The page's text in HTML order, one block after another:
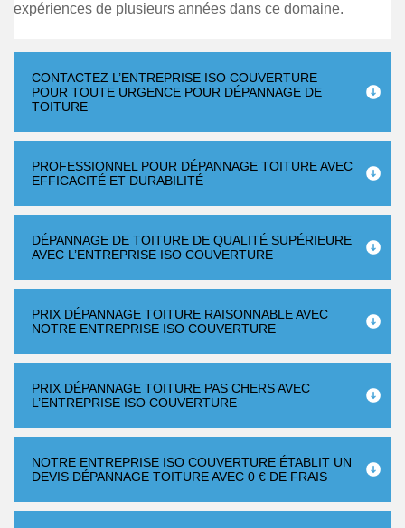
expériences de plusieurs années dans ce domaine.
CONTACTEZ L’ENTREPRISE ISO COUVERTURE
POUR TOUTE URGENCE POUR DÉPANNAGE DE
TOITURE
PROFESSIONNEL POUR DÉPANNAGE TOITURE AVEC
EFFICACITÉ ET DURABILITÉ
DÉPANNAGE DE TOITURE DE QUALITÉ SUPÉRIEURE
AVEC L’ENTREPRISE ISO COUVERTURE
PRIX DÉPANNAGE TOITURE RAISONNABLE AVEC
NOTRE ENTREPRISE ISO COUVERTURE
PRIX DÉPANNAGE TOITURE PAS CHERS AVEC
L’ENTREPRISE ISO COUVERTURE
NOTRE ENTREPRISE ISO COUVERTURE ÉTABLIT UN
DEVIS DÉPANNAGE TOITURE AVEC 0 € DE FRAIS